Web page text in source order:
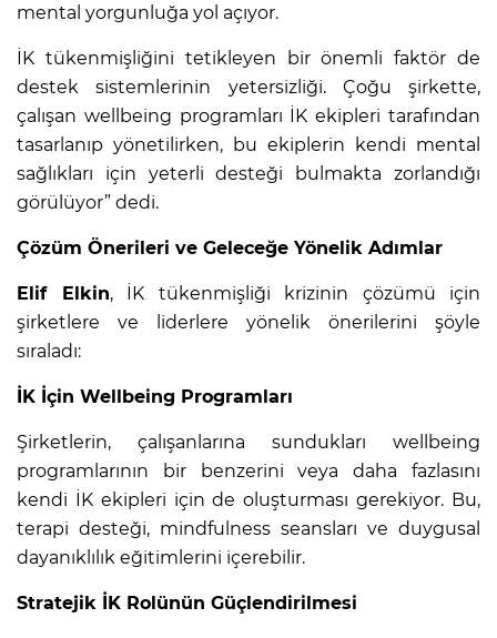
mental yorgunluğa yol açıyor.
İK tükenmişliğini tetikleyen bir önemli faktör de
destek sistemlerinin yetersizliği. Çoğu şirkette,
çalışan wellbeing programları İK ekipleri tarafından
tasarlanıp yönetilirken, bu ekiplerin kendi mental
sağlıkları için yeterli desteği bulmakta zorlandığı
görülüyor” dedi.
Çözüm Önerileri ve Geleceğe Yönelik Adımlar
Elif Elkin, İK tükenmişliği krizinin çözümü için
şirketlere ve liderlere yönelik önerilerini şöyle
sıraladı:
İK İçin Wellbeing Programları
Şirketlerin, çalışanlarına sundukları wellbeing
programlarının bir benzerini veya daha fazlasını
kendi İK ekipleri için de oluşturması gerekiyor. Bu,
terapi desteği, mindfulness seansları ve duygusal
dayanıklılık eğitimlerini içerebilir.
Stratejik İK Rolünün Güçlendirilmesi